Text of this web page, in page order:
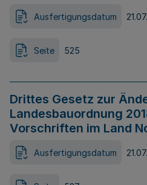
Ausfertigungsdatum
Seite 525
Drittes Gesetz zur
Landesbauordnung
Vorschriften im Land
Ausfertigungsdatum